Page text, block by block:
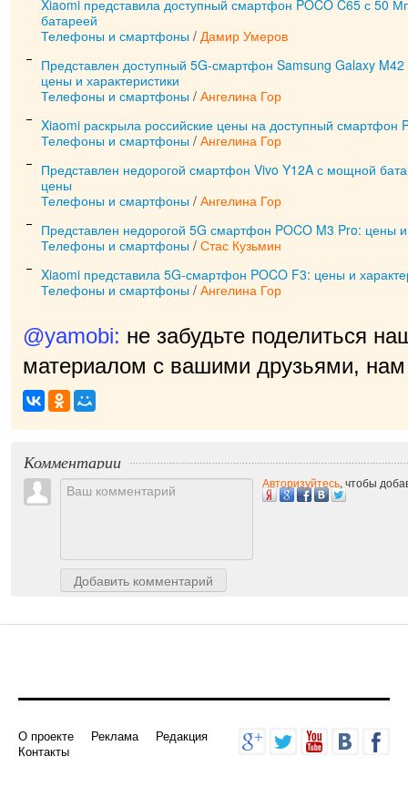
Xiaomi представила доступный смартфон POCO C65 с 50
батареей
Телефоны и смартфоны / Дамир Умеров
Представлен доступный 5G-смартфон Samsung Galaxy
цены и характеристики
Телефоны и смартфоны / Ангелина Гор
Xiaomi раскрыла российские цены на доступный смартфон
Телефоны и смартфоны / Ангелина Гор
Представлен недорогой смартфон Vivo Y12A с мощной
цены
Телефоны и смартфоны / Ангелина Гор
Представлен недорогой 5G смартфон POCO M3 Pro: цены и
Телефоны и смартфоны / Стас Кузьмин
Xiaomi представила 5G-смартфон POCO F3: цены и
Телефоны и смартфоны / Ангелина Гор
@yamobi: не забудьте поделиться
материалом с вашими друзьями, нам
приятно!
Комментарии